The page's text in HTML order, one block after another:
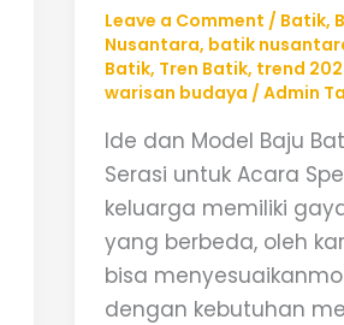
Leave a Comment / Batik,
Nusantara, batik
Batik, Tren Batik, trend
warisan budaya /Admin
Ide dan Model Baju
Serasi untuk Acara
keluarga memiliki
yang berbeda, oleh
bisa
dengan kebutuhan